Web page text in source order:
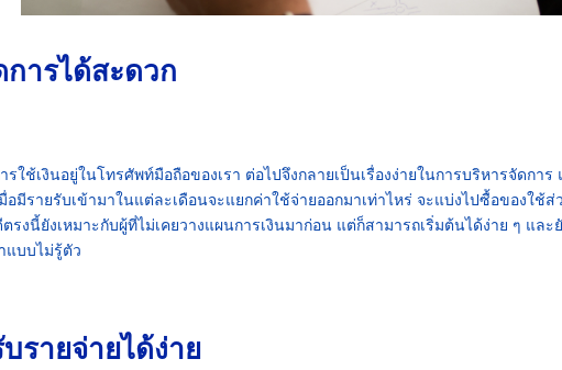
ารได้สะดวก
รใช้เงินอยู่ในโทรศัพท์มือถือของเรา ต่อไปจึงกลายเป็นเรื่องง่ายในการบริหารจัดการ
อมีรายรับเข้ามาในแต่ละเดือนจะแยกค่าใช้จ่ายออกมาเท่าไหร่ จะแบ่งไปซื้อของใช้
รงนี้ยังเหมาะกับผู้ที่ไม่เคยวางแผนการเงินมาก่อน แต่ก็สามารถเริ่มต้นได้ง่าย ๆ แล
แบบไม่รู้ตัว
รายจ่ายได้ง่าย